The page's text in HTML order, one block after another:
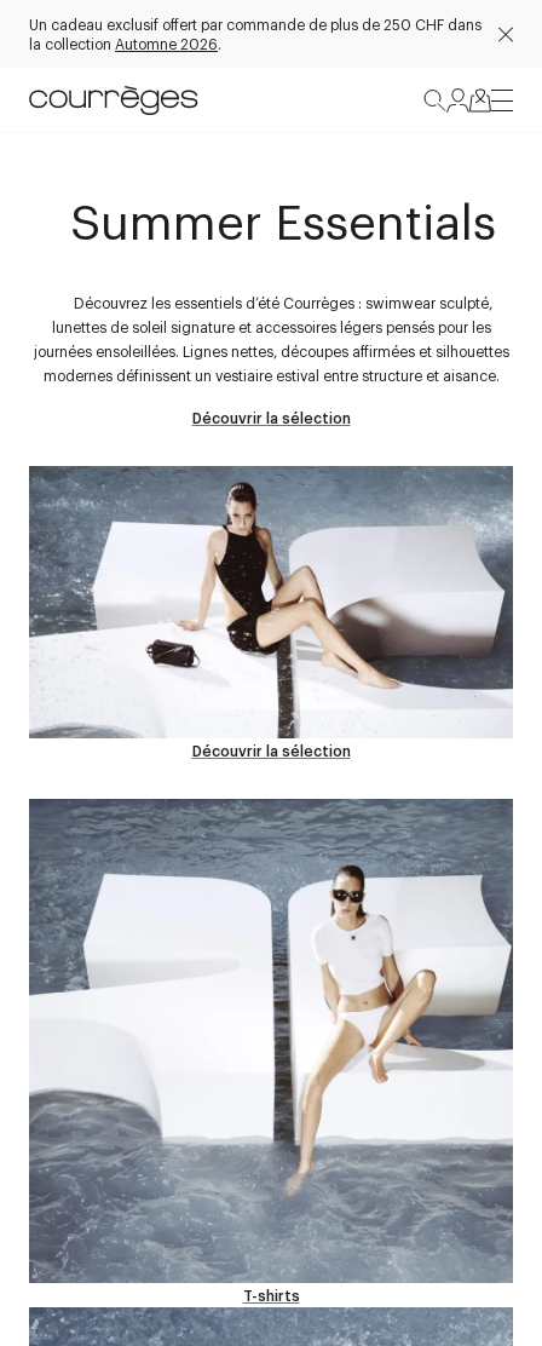
Un cadeau exclusif offert par commande de plus de 250 CHF dans
la collection Automne 2026.
Summer Essentials
Découvrez les essentiels d’été Courrèges : swimwear sculpté,
lunettes de soleil signature et accessoires légers pensés pour les
journées ensoleillées. Lignes nettes, découpes affirmées et silhouettes
modernes définissent un vestiaire estival entre structure et aisance.
Découvrir la sélection
Découvrir la sélection
T-shirts